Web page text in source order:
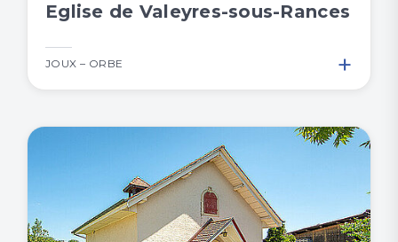
Eglise de Valeyres-sous-Rances
JOUX – ORBE +